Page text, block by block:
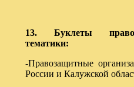
13. Буклеты
тематики:
-Правозащитные
России и Калужской